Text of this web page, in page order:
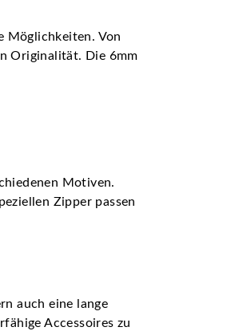
Möglichkeiten. Von
Originalität. Die 6mm
Motiven.
Zipper passen
auch eine lange
Accessoires zu